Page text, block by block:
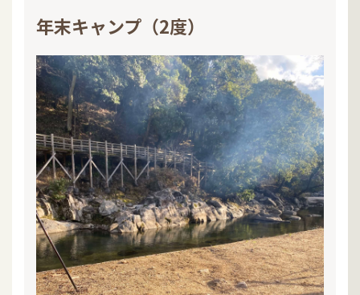
年末キャンプ（2度）